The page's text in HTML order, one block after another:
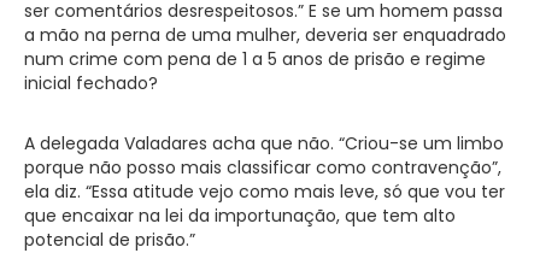
ser comentários desrespeitosos.” E se um homem passa
a mão na perna de uma mulher, deveria ser enquadrado
num crime com pena de 1 a 5 anos de prisão e regime
inicial fechado?
A delegada Valadares acha que não. “Criou-se um limbo
porque não posso mais classificar como contravenção”,
ela diz. “Essa atitude vejo como mais leve, só que vou ter
que encaixar na lei da importunação, que tem alto
potencial de prisão.”